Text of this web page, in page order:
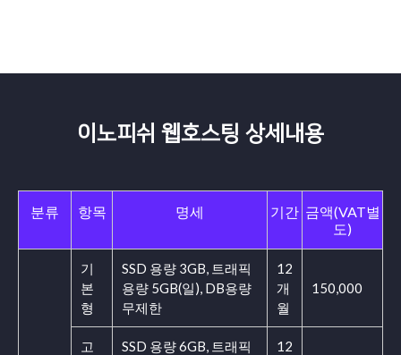
이노피쉬 웹호스팅 상세내용
분류 항목 명세 기간 금액(VAT별
도)
기
본
형
SSD 용량 3GB, 트래픽
용량 5GB(일), DB용량
무제한
12
개
월
150,000
고
SSD 용량 6GB, 트래픽
12